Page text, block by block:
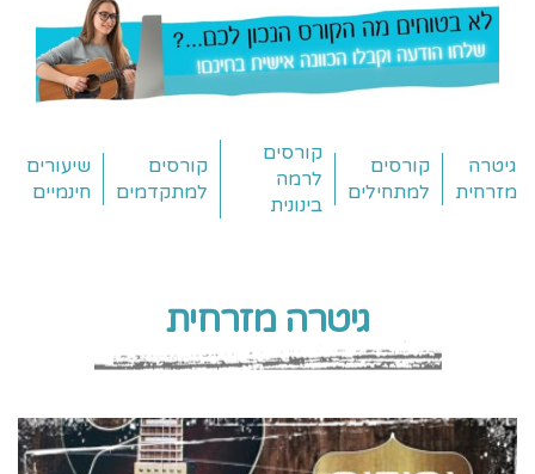
גיטרה
מזרחית
קורסים
למתחילים
קורסים
לרמה
בינונית
קורסים
למתקדמים
שיעורים
חינמיים
גיטרה מזרחית